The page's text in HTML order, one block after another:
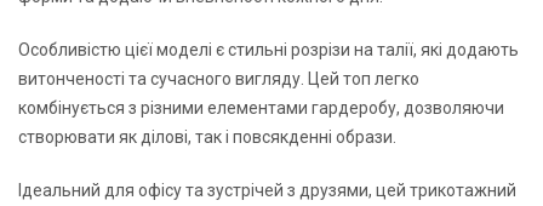
Особливістю цієї моделі є стильні розрізи на талії, які додають
витонченості та сучасного вигляду. Цей топ легко
комбінується з різними елементами гардеробу, дозволяючи
створювати як ділові, так і повсякденні образи.
Ідеальний для офісу та зустрічей з друзями, цей трикотажний